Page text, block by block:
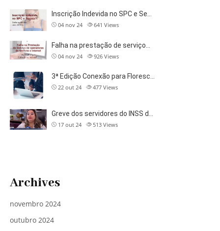
Inscrição Indevida no SPC e Se…
04 nov 24 641 Views
Falha na prestação de serviço…
04 nov 24 926 Views
3ª Edição Conexão para Floresc…
22 out 24 477 Views
Greve dos servidores do INSS d…
17 out 24 513 Views
Archives
novembro 2024
outubro 2024